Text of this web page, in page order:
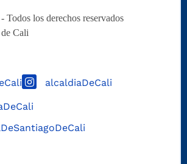
los derechos reservados
Cali
alcaldiaDeCali